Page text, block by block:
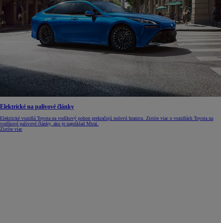
Elektrické na palivové články
Elektrické vozidlá Toyota na vodíkový pohon prekračujú nulovú hranicu. Zistite viac o vozidlách Toyota na
vodíkové palivové články, ako je napríklad Mirai.
Zistíte viac